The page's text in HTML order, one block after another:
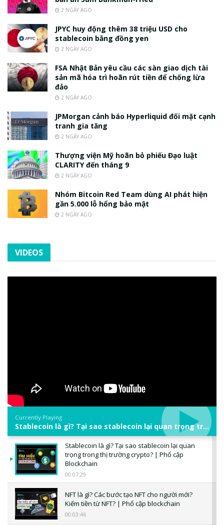
2 NGÀY AGO
JPYC huy động thêm 38 triệu USD cho
stablecoin bằng đồng yen
2 NGÀY AGO
FSA Nhật Bản yêu cầu các sàn giao dịch tài
sản mã hóa trì hoãn rút tiền để chống lừa
đảo
2 NGÀY AGO
JPMorgan cảnh báo Hyperliquid đối mặt cạnh
tranh gia tăng
2 NGÀY AGO
Thượng viện Mỹ hoãn bỏ phiếu Đạo luật
CLARITY đến tháng 9
2 NGÀY AGO
Nhóm Bitcoin Red Team dùng AI phát hiện
gần 5.000 lỗ hổng bảo mật
2 NGÀY AGO
VIDEOS
Currently Playing
Stablecoin là gì? Tại sao stablecoin lại quan trọng trong thị trường crypto? | Phổ cập Blockchain
Stablecoin là gì? Tại sao stablecoin lại quan
trọng trong thị trường crypto? | Phổ cập
Blockchain
00:07:29
NFT là gì? Các bước tạo NFT cho người mới?
Kiếm tiền từ NFT? | Phổ cập blockchain
00:03:46